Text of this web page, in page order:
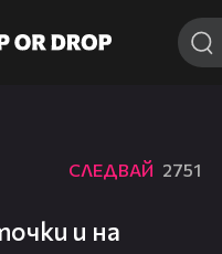
СЛЕДВАЙ 2751
и на